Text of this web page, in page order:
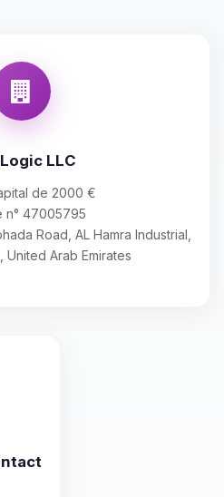
LLC
de 2000 €
n° 47005795
Road, AL Hamra Industrial,
United Arab Emirates
pour me
Choupy, ton petit
Dis-moi ce dont
je vais remuer mes